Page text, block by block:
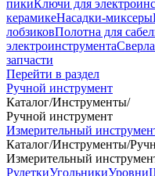
пикиКлючи для
керамикеНасадки-миксеры
лобзиковПолотна для
электроинструментаСверла
запчасти
Перейти в раздел
Ручной инструмент
Каталог/Инструменты/
Ручной инструмент
Измерительный
Каталог/Инструменты/
Измерительный
РулеткиУгольникиУровни